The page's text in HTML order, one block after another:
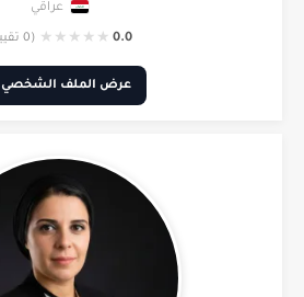
عراقي
0.0
★
★
★
★
★ (0 تقييم)
عرض الملف الشخصي